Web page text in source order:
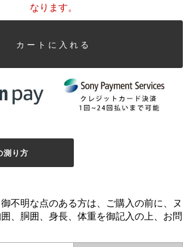
なります。
カートに入れる
測り方
不明な点のある方は、ご購入の前に、ヌ
、胴囲、身長、体重を御記入の上、お問